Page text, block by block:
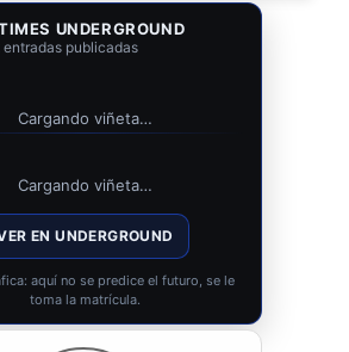
UNDERGROUND
entradas publicadas
Cargando viñeta…
Cargando viñeta…
EN UNDERGROUND
aquí no se predice el futuro, se le
toma la matrícula.